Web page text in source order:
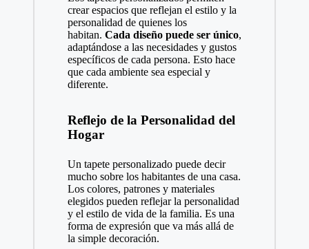
crear espacios que reflejan el estilo y la
personalidad de quienes los
habitan. Cada diseño puede ser único,
adaptándose a las necesidades y gustos
específicos de cada persona. Esto hace
que cada ambiente sea especial y
diferente.
Reflejo de la Personalidad del
Hogar
Un tapete personalizado puede decir
mucho sobre los habitantes de una casa.
Los colores, patrones y materiales
elegidos pueden reflejar la personalidad
y el estilo de vida de la familia. Es una
forma de expresión que va más allá de
la simple decoración.